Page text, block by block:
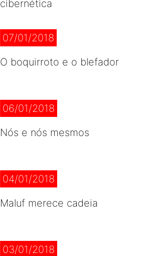
cibernética
07/01/2018
O boquirroto e o blefador
06/01/2018
Nós e nós mesmos
04/01/2018
Maluf merece cadeia
03/01/2018